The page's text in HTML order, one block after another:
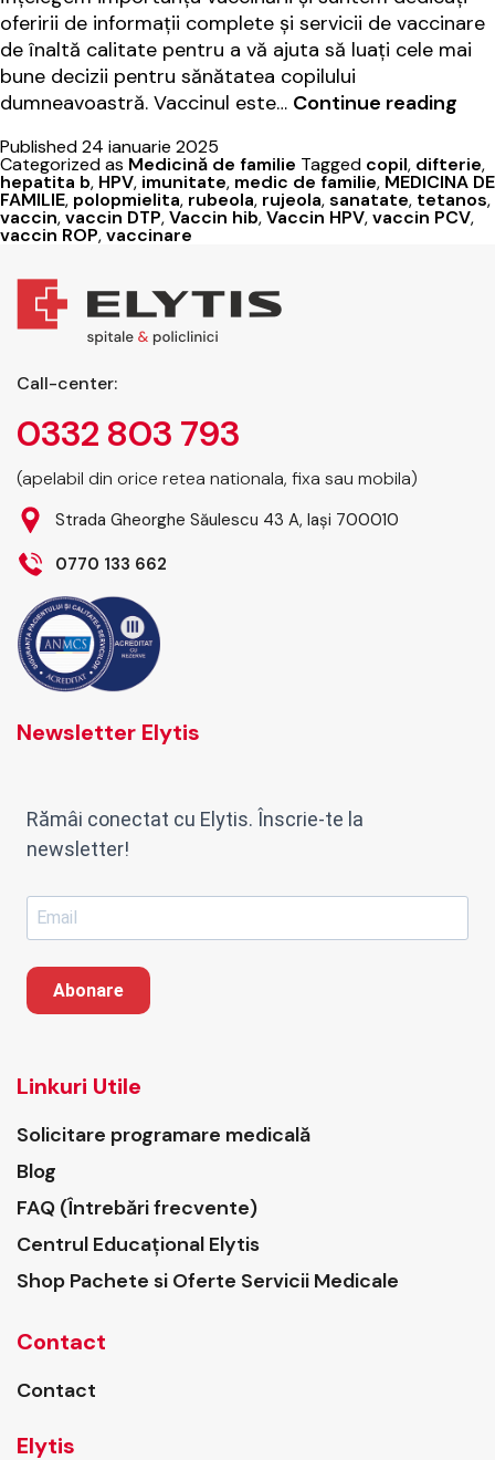
oferirii de informații complete și servicii de vaccinare
de înaltă calitate pentru a vă ajuta să luați cele mai
bune decizii pentru sănătatea copilului
dumneavoastră. Vaccinul este… Continue reading
tău.
Published24 ianuarie 2025
Categorized as Medicină de familie Tagged copil, difterie,
hepatita b, HPV, imunitate, medic de familie, MEDICINA DE
FAMILIE, polopmielita, rubeola, rujeola,sanatate, tetanos,
vaccin,vaccin DTP,Vaccin hib,Vaccin HPV,vaccin PCV,
vaccin ROP,vaccinare
Call-center:
0332 803 793
(apelabil din orice retea nationala, fixa sau mobila)
Strada Gheorghe Săulescu 43 A, Iași 700010
0770 133 662
Newsletter Elytis
Rămâi conectat cu Elytis. Înscrie-te la
newsletter!
Abonare
Linkuri Utile
Solicitare programare medicală
Blog
FAQ (Întrebări frecvente)
Centrul Educațional Elytis
Shop Pachete si Oferte Servicii Medicale
Contact
Contact
Elytis